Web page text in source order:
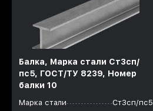
Балка, Марка стали Ст3сп/
пс5, ГОСТ/ТУ 8239, Номер
балки 10
Марка стали
Ст3сп/пс5